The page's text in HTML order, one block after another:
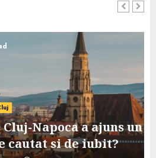
a ajuns un oras
de iubit?